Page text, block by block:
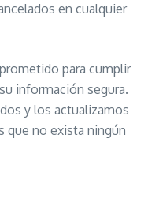
en cualquier
para cumplir
información segura.
y los actualizamos
que no exista ningún